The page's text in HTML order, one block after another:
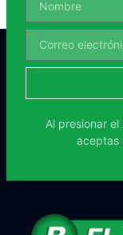
Al presionar
aceptas